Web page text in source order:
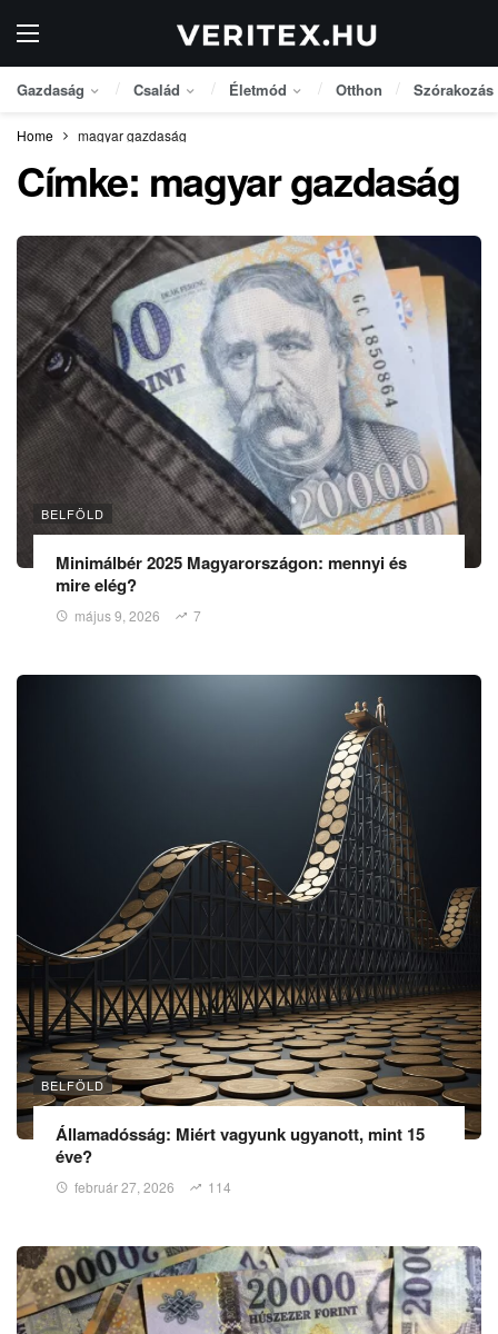
Gazdaság Család Életmód Otthon Szórakozás
Home magyar gazdaság
Címke: magyar gazdaság
BELFÖLD
Minimálbér 2025 Magyarországon: mennyi és
mire elég?
május 9, 2026 7
BELFÖLD
Államadósság: Miért vagyunk ugyanott, mint 15
éve?
február 27, 2026 114